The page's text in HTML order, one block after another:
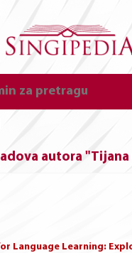
autora "Tijana
Language Learning: